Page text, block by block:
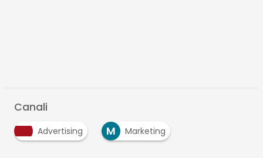
Canali
Advertising M Marketing